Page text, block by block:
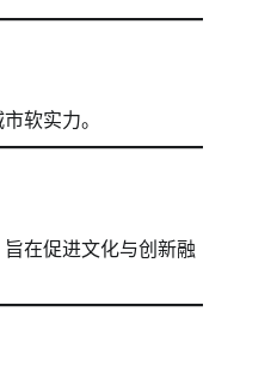
软实力。
在促进文化与创新融